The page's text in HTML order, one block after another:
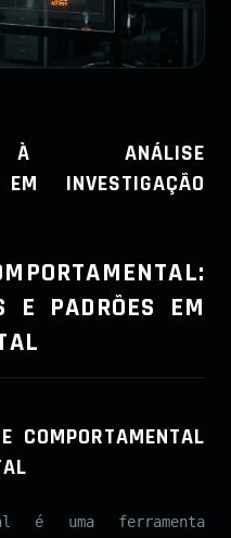
À ANÁLISE
EM INVESTIGAÇÃO
E PADRÕES EM
COMPORTAMENTAL
é uma ferramenta